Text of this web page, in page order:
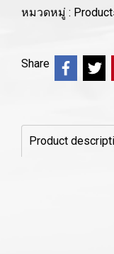
หมวดหมู่ :
Share
Product